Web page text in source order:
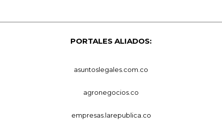
PORTALES ALIADOS:
asuntoslegales.com.co
agronegocios.co
empresas.larepublica.co